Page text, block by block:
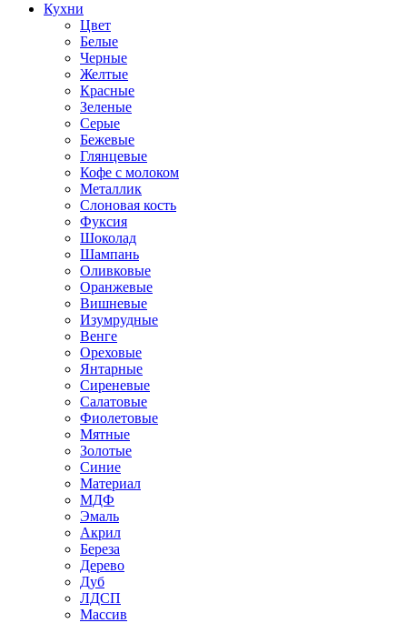
Кухни
Цвет
Белые
Черные
Желтые
Красные
Зеленые
Серые
Бежевые
Глянцевые
Кофе с молоком
Металлик
Слоновая кость
Фуксия
Шоколад
Шампань
Оливковые
Оранжевые
Вишневые
Изумрудные
Венге
Ореховые
Янтарные
Сиреневые
Салатовые
Фиолетовые
Мятные
Золотые
Синие
Материал
МДФ
Эмаль
Акрил
Береза
Дерево
Дуб
ЛДСП
Массив